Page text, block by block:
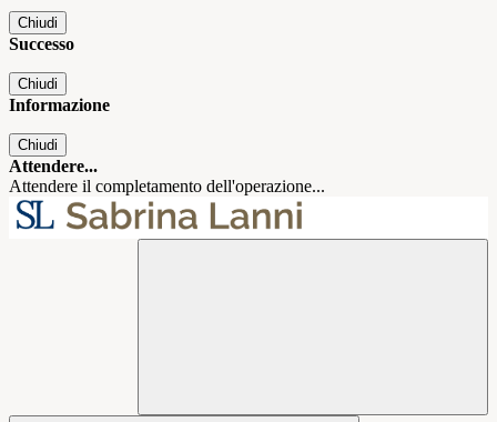
Chiudi
Successo
Chiudi
Informazione
Chiudi
Attendere...
Attendere il completamento dell'operazione...